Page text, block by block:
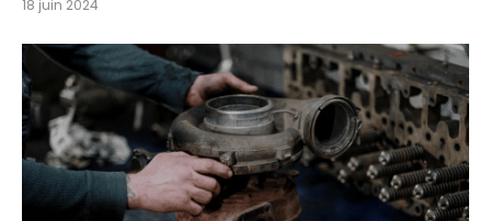
18 juin 2024